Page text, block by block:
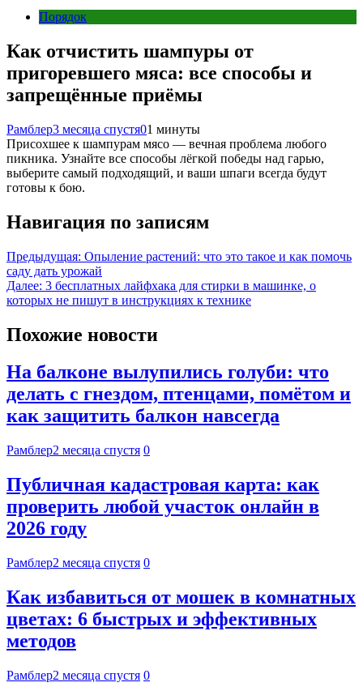
Порядок
Как отчистить шампуры от
пригоревшего мяса: все способы и
запрещённые приёмы
Рамблер3 месяца спустя01 минуты
Присохшее к шампурам мясо — вечная проблема любого
пикника. Узнайте все способы лёгкой победы над гарью,
выберите самый подходящий, и ваши шпаги всегда будут
готовы к бою.
Навигация по записям
Предыдущая: Опыление растений: что это такое и как помочь
саду дать урожай
Далее: 3 бесплатных лайфхака для стирки в машинке, о
которых не пишут в инструкциях к технике
Похожие новости
На балконе вылупились голуби: что
делать с гнездом, птенцами, помётом и
как защитить балкон навсегда
Рамблер2 месяца спустя 0
Публичная кадастровая карта: как
проверить любой участок онлайн в
2026 году
Рамблер2 месяца спустя 0
Как избавиться от мошек в комнатных
цветах: 6 быстрых и эффективных
методов
Рамблер2 месяца спустя 0